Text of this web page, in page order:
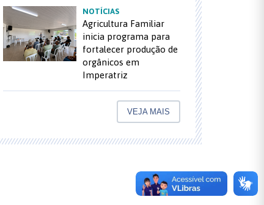
NOTÍCIAS
Agricultura Familiar
inicia programa para
fortalecer produção de
orgânicos em
Imperatriz
VEJA MAIS